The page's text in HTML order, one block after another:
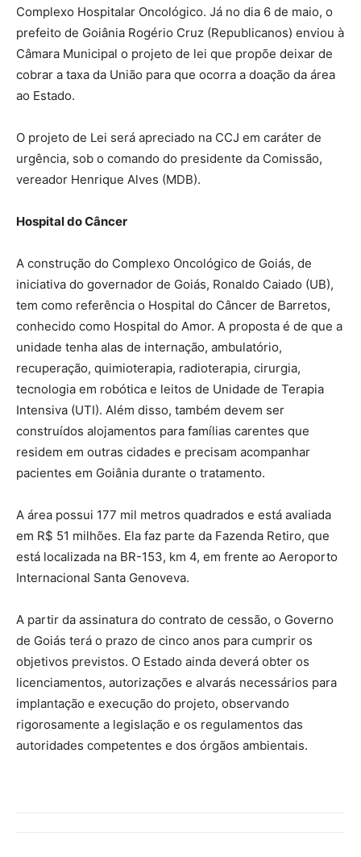
Complexo Hospitalar Oncológico. Já no dia 6 de maio, o
prefeito de Goiânia Rogério Cruz (Republicanos) enviou à
Câmara Municipal o projeto de lei que propõe deixar de
cobrar a taxa da União para que ocorra a doação da área
ao Estado.
O projeto de Lei será apreciado na CCJ em caráter de
urgência, sob o comando do presidente da Comissão,
vereador Henrique Alves (MDB).
Hospital do Câncer
A construção do Complexo Oncológico de Goiás, de
iniciativa do governador de Goiás, Ronaldo Caiado (UB),
tem como referência o Hospital do Câncer de Barretos,
conhecido como Hospital do Amor. A proposta é de que a
unidade tenha alas de internação, ambulatório,
recuperação, quimioterapia, radioterapia, cirurgia,
tecnologia em robótica e leitos de Unidade de Terapia
Intensiva (UTI). Além disso, também devem ser
construídos alojamentos para famílias carentes que
residem em outras cidades e precisam acompanhar
pacientes em Goiânia durante o tratamento.
A área possui 177 mil metros quadrados e está avaliada
em R$ 51 milhões. Ela faz parte da Fazenda Retiro, que
está localizada na BR-153, km 4, em frente ao Aeroporto
Internacional Santa Genoveva.
A partir da assinatura do contrato de cessão, o Governo
de Goiás terá o prazo de cinco anos para cumprir os
objetivos previstos. O Estado ainda deverá obter os
licenciamentos, autorizações e alvarás necessários para
implantação e execução do projeto, observando
rigorosamente a legislação e os regulamentos das
autoridades competentes e dos órgãos ambientais.